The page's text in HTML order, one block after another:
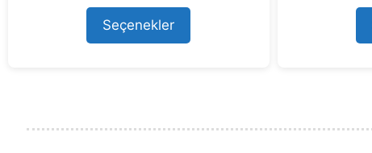
u
t
o
58.450,11 ₺.
Seçenekler